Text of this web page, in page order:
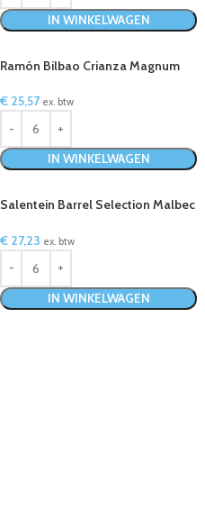
IN WINKELWAGEN
Ramón Bilbao Crianza Magnum
€ 25,57 ex. btw
IN WINKELWAGEN
Salentein Barrel Selection Malbec
€ 27,23 ex. btw
IN WINKELWAGEN